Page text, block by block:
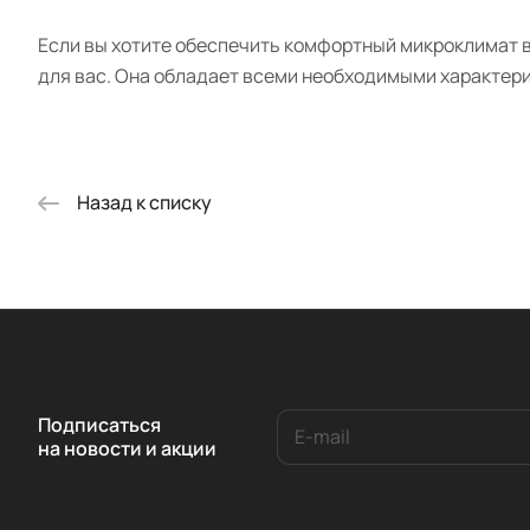
Если вы хотите обеспечить комфортный
для вас. Она обладает всеми необходимыми
Назад к списку
Подписаться
на новости и акции